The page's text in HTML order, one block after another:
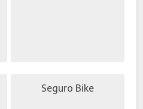
Seguro Bike